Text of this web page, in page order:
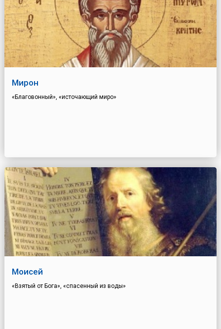
Мирон
«Благовонный», «источающий миро»
Моисей
«Взятый от Бога», «спасенный из воды»